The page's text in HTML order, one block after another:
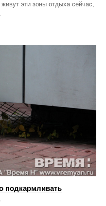
эти зоны отдыха сейчас,
подкармливать